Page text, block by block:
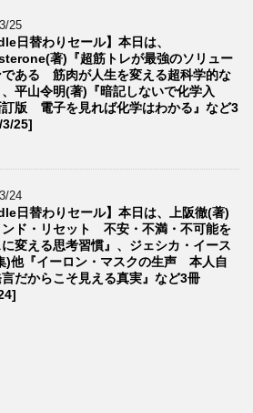
25
日替わりセール】本日は、
著)『超筋トレが最強のソリュー
である 筋肉が人生を変える超科学的な
平山令明(著)『暗記しないで化学入
版 電子を見れば化学はわかる』など3
25]
24
日替わりセール】本日は、上阪徹(著)
ンド・リセット 不安・不満・不可能を
変える思考習慣』、ジェシカ・イース
)他『イーロン・マスクの生声 本人自
言だからこそ見える真実』など3冊